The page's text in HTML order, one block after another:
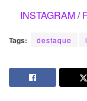
INSTAGRAM/
Tags: destaque